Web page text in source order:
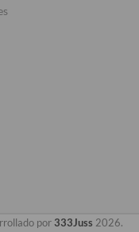
por 333Juss 2026.